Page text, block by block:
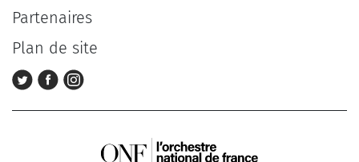
Partenaires
Plan de site